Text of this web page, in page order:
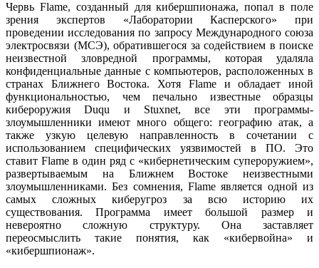
Червь Flame, созданный для кибершпионажа, попал в поле
зрения экспертов «Лаборатории Касперского» при
проведении исследования по запросу Международного союза
электросвязи (МСЭ), обратившегося за содействием в поиске
неизвестной зловредной программы, которая удаляла
конфиденциальные данные с компьютеров, расположенных в
странах Ближнего Востока. Хотя Flame и обладает иной
функциональностью, чем печально известные образцы
кибероружия Duqu и Stuxnet, все эти программы-
злоумышленники имеют много общего: географию атак, а
также узкую целевую направленность в сочетании с
использованием специфических уязвимостей в ПО. Это
ставит Flame в один ряд с «кибернетическим супероружием»,
развертываемым на Ближнем Востоке неизвестными
злоумышленниками. Без сомнения, Flame является одной из
самых сложных киберугроз за всю историю их
существования. Программа имеет большой размер и
невероятно сложную структуру. Она заставляет
переосмыслить такие понятия, как «кибервойна» и
«кибершпионаж».